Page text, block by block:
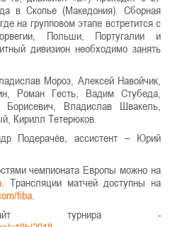
в Скопье (Македония). Сборная
на групповом этапе встретится с
Польши, Португалии и
дивизион необходимо занять
Мороз, Алексей Навойчик,
Роман Гесть, Вадим Стубеда,
Владислав Швакель,
Кирилл Тетерюков.
Подерачёв, ассистент – Юрий
чемпионата Европы можно на
. Трансляции матчей доступны на
fiba
сайт турнира -